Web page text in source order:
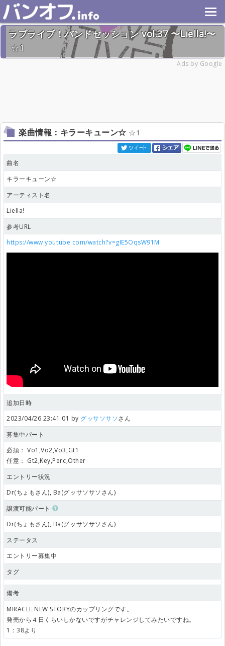
ラブライブ！バンドセッション vol.37 〜Liella!〜
1
Ads by Google
楽曲情報：キラーキューン☆ 1
曲名
キラーキューン☆
アーティスト名
Liella!
参考URL
https://www.youtube.com/watch?v=gIE5OqsW91M
追加日時
2023/04/26 23:41:01 by グッサソサソさん
募集中パート
必須： Vo1,Vo2,Vo3,Gt1
任意： Gt2,Key,Perc,Other
エントリー状況
Dr(ちょもさん), Ba(グッサソサソさん)
譲渡可能パート
Dr(ちょもさん), Ba(グッサソサソさん)
ステータス
エントリー募集中
タグ
備考
MIRACLE NEW STORYのカップリングです。
発売から４日くらいしかないですがチャレンジしてみたいですね。
1：38より